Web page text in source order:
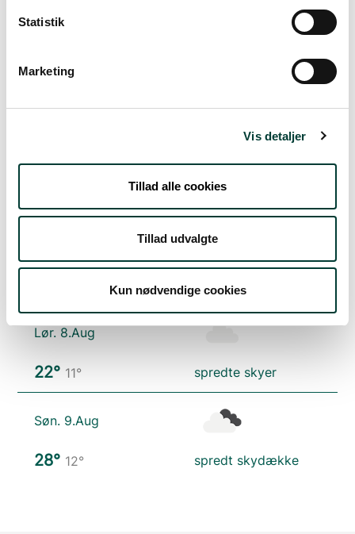
Statistik
Marketing
Vis detaljer
Tillad alle cookies
Tillad udvalgte
Kun nødvendige cookies
Vejrudsigt
Ons. 5.Aug
25°19° regn
let regn
Lør. 8.Aug
22° 11° spredte skyer
Søn. 9.Aug
28° 12° spredt skydække